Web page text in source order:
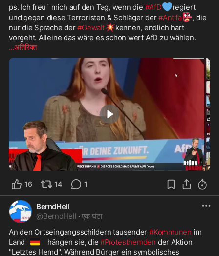
ps. Ich freu´ mich auf den Tag, wenn die #AfD💙regiert
und gegen diese Terroristen & Schläger der #Antifa👺, die
nur die Sprache der #Gewalt💥kennen, endlich hart
...अतिरिक्त
3:12
16 14 1
BerndHell
@BerndHell · एक घंटा
An den Ortseingangsschildern tausender #Kommunen im
Land
🇩🇪 hängen sie, die #Protesthemden der Aktion
"Letztes Hemd". Während Bürger ein symbolisches